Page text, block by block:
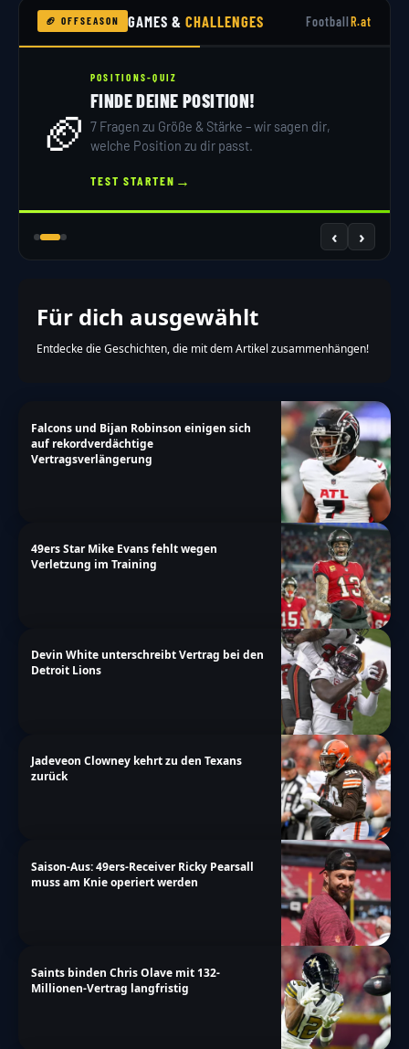
🏈 OFFSEASON GAMES &CHALLENGES FootballR.at
🏈
POSITIONS-QUIZ
FINDE DEINE POSITION!
7 Fragen zu Größe & Stärke – wir sagen dir,
welche Position zu dir passt.
TEST STARTEN →
‹ ›
Für dich ausgewählt
Entdecke die Geschichten, die mit dem Artikel zusammenhängen!
Falcons und Bijan Robinson einigen sich
auf rekordverdächtige
Vertragsverlängerung
49ers Star Mike Evans fehlt wegen
Verletzung im Training
Devin White unterschreibt Vertrag bei den
Detroit Lions
Jadeveon Clowney kehrt zu den Texans
zurück
Saison-Aus: 49ers-Receiver Ricky Pearsall
muss am Knie operiert werden
Saints binden Chris Olave mit 132-
Millionen-Vertrag langfristig